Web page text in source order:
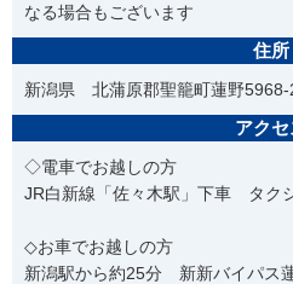
なる場合もございます
住所
新潟県 北蒲原郡聖籠町蓮野
アクセ
◇電車でお越しの方
JR白新線「佐々木駅」下車 タク
◇お車でお越しの方
新潟駅から約25分 新新バイパス